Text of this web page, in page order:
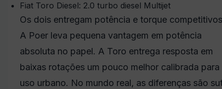
Fiat Toro Diesel: 2.0 turbo diesel Multijet
Os dois entregam potência e torque
A Poer leva pequena vantagem em potência
absoluta no papel. A Toro entrega resposta em
baixas rotações um pouco melhor calibrada para
uso urbano. No mundo real, as diferenças são